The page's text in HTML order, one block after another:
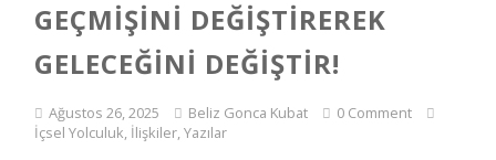
GEÇMIŞINI DEĞIŞTIREREK
GELECEĞINI DEĞIŞTIR!
Ağustos 26, 2025 Beliz Gonca Kubat
0 Comment
İçsel Yolculuk, İlişkiler,Yazılar